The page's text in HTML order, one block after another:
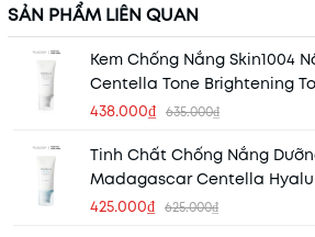
SẢN PHẨM LIÊN QUAN
Kem Chống Nắng Skin1004
Centella Tone Brightening
SPF50+ PA++++ 50ml
438.000₫ 635.000₫
Tinh Chất Chống Nắng
Madagascar Centella
SPF50+ 50ml
425.000₫ 625.000₫